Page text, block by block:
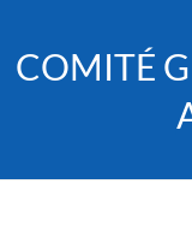
content
COMITÉ